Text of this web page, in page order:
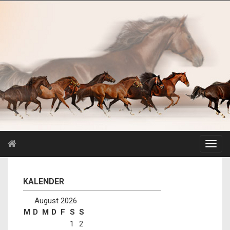
KALENDER
August 2026
M D M D F S S
1
2